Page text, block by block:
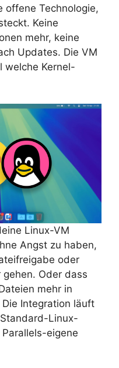
offene Technologie,
Keine
mehr, keine
Updates. Die VM
welche Kernel-
Linux-VM
Angst zu haben,
oder
Oder dass
mehr in
Integration läuft
Linux-
eigene